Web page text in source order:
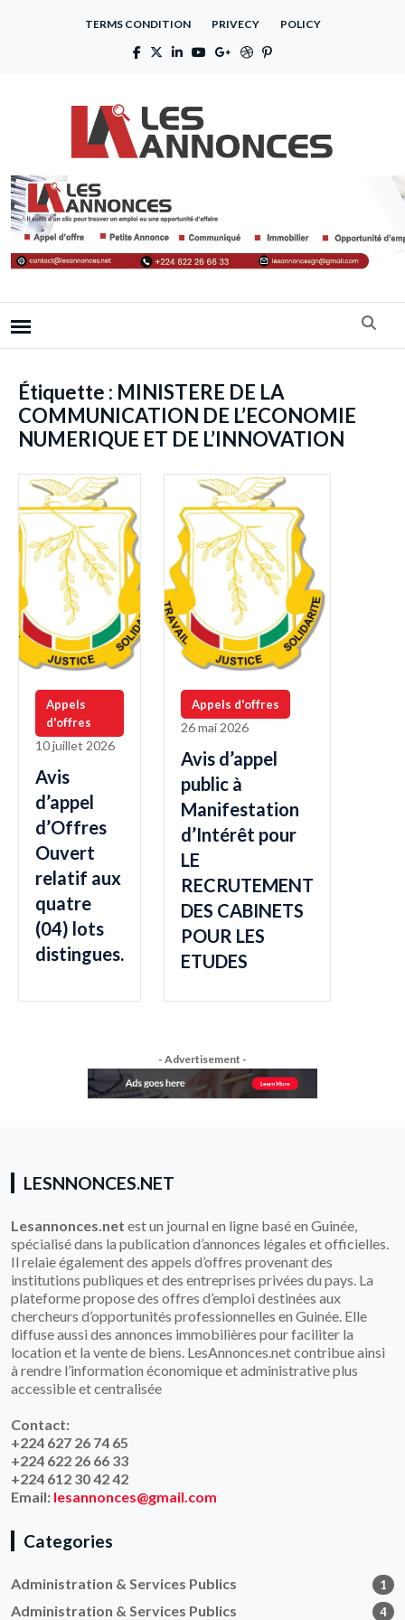
TERMS CONDITION PRIVECY POLICY
Étiquette : MINISTERE DE LA
COMMUNICATION DE L’ECONOMIE
NUMERIQUE ET DE L’INNOVATION
Appels
d'offres
10 juillet 2026
Avis
d’appel
d’Offres
Ouvert
relatif aux
quatre
(04) lots
distingues.
Appels d'offres
26 mai 2026
Avis d’appel
public à
Manifestation
d’Intérêt pour
LE
RECRUTEMENT
DES CABINETS
POUR LES
ETUDES
- Advertisement -
LESNNONCES.NET
Lesannonces.net est un journal en ligne basé en Guinée,
spécialisé dans la publication d’annonces légales et officielles.
Il relaie également des appels d’offres provenant des
institutions publiques et des entreprises privées du pays. La
plateforme propose des offres d’emploi destinées aux
chercheurs d’opportunités professionnelles en Guinée. Elle
diffuse aussi des annonces immobilières pour faciliter la
location et la vente de biens. LesAnnonces.net contribue ainsi
à rendre l’information économique et administrative plus
accessible et centralisée
Contact:
+224 627 26 74 65
+224 622 26 66 33
+224 612 30 42 42
Email: lesannonces@gmail.com
Categories
Administration & Services Publics 1
Administration & Services Publics 4